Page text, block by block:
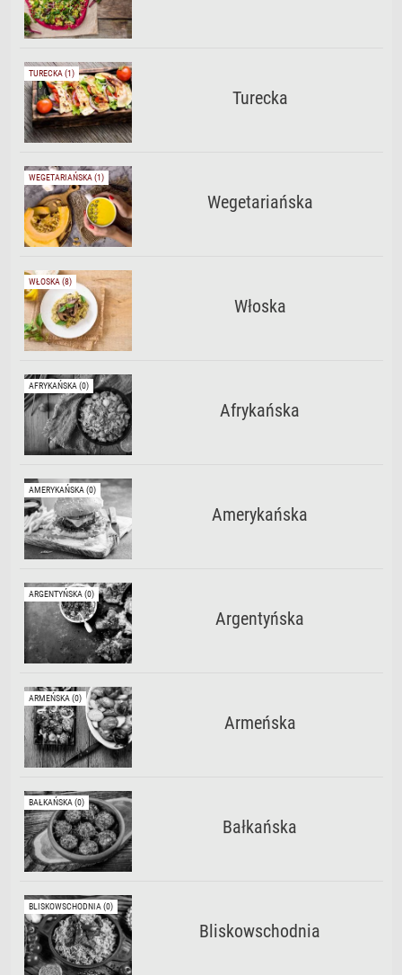
TURECKA (1)
Turecka
WEGETARIAŃSKA (1)
Wegetariańska
WŁOSKA (8)
Włoska
AFRYKAŃSKA (0)
Afrykańska
AMERYKAŃSKA (0)
Amerykańska
ARGENTYŃSKA (0)
Argentyńska
ARMEŃSKA (0)
Armeńska
BAŁKAŃSKA (0)
Bałkańska
BLISKOWSCHODNIA (0)
Bliskowschodnia